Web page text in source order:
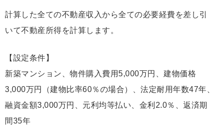
計算した全ての不動産収入から全ての必要経費を差し引
いて不動産所得を計算します。
【設定条件】
新築マンション、物件購入費用5,000万円、建物価格
3,000万円（建物比率60％の場合）、法定耐用年数47年、
融資金額3,000万円、元利均等払い、金利2.0％、返済期
間35年